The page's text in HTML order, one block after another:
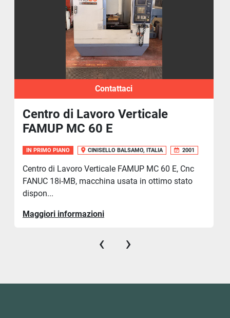
Contattaci
Centro di Lavoro Verticale
FAMUP MC 60 E
IN PRIMO PIANO CINISELLO BALSAMO, ITALIA 2001
Centro di Lavoro Verticale FAMUP MC 60 E, Cnc
FANUC 18i-MB, macchina usata in ottimo stato
dispon...
Maggiori informazioni
‹ ›